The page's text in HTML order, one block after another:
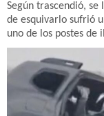
Según trascendió,
de esquivarlo sufrió
uno de los postes de